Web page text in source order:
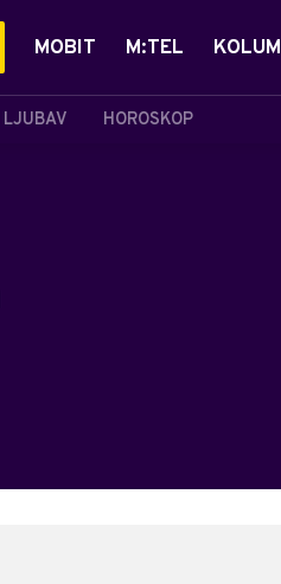
LJUBAV HOROSKOP
MOBIT M:TEL